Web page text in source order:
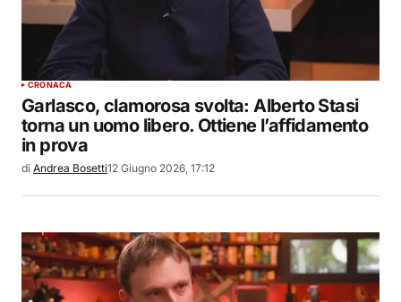
CRONACA
Garlasco, clamorosa svolta: Alberto Stasi
torna un uomo libero. Ottiene l’affidamento
in prova
di Andrea Bosetti12 Giugno 2026, 17:12